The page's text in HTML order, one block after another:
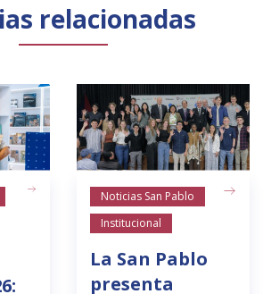
relacionadas
Noticias San Pablo
Institucional
La San Pablo
presenta